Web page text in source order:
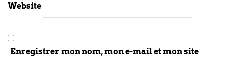
Website
Enregistrer mon nom, mon e-mail et mon site